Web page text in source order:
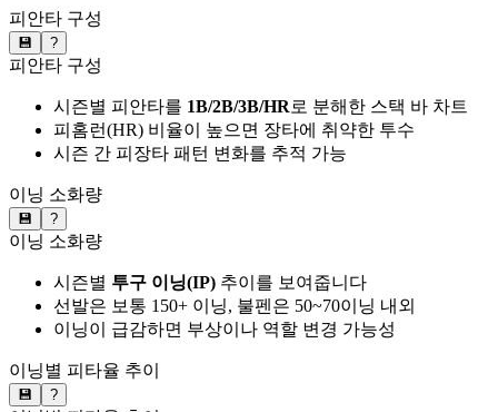
피안타 구성
💾 ?
피안타 구성
시즌별 피안타를 1B/2B/3B/HR로 분해한 스택 바 차트
피홈런(HR) 비율이 높으면 장타에 취약한 투수
시즌 간 피장타 패턴 변화를 추적 가능
이닝 소화량
💾 ?
이닝 소화량
시즌별 투구 이닝(IP) 추이를 보여줍니다
선발은 보통 150+ 이닝, 불펜은 50~70이닝 내외
이닝이 급감하면 부상이나 역할 변경 가능성
이닝별 피타율 추이
💾 ?